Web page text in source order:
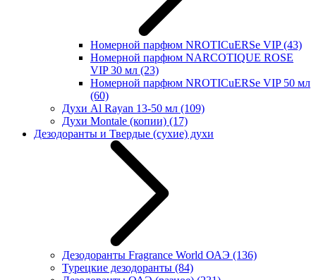
Номерной парфюм NROTICuERSe VIP(43)
Номерной парфюм NARCOTIQUE ROSE
VIP 30 мл (23)
Номерной парфюм NROTICuERSe VIP 50 мл
(60)
Духи Al Rayan 13-50 мл (109)
Духи Montale (копии) (17)
Дезодоранты и Твердые (сухие) духи
Дезодоранты Fragrance World ОАЭ (136)
Турецкие дезодоранты (84)